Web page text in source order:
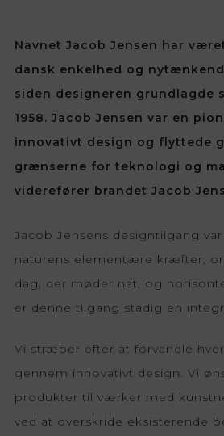
Navnet Jacob Jensen har
dansk enkelhed og
siden designeren grundlagde
1958. Jacob Jensen var en
innovativt design og flyttede
grænserne for teknologi og
viderefører brandet Jacob
Jacob Jensens designtilgang
naturens elementære kræfter,
dag, der møder nat, og
er denne tilgang stadig en
Vi stræber efter at forvandle
gennem innovativt design. Vi
produkter til værker med
ved at overskride eksisterende